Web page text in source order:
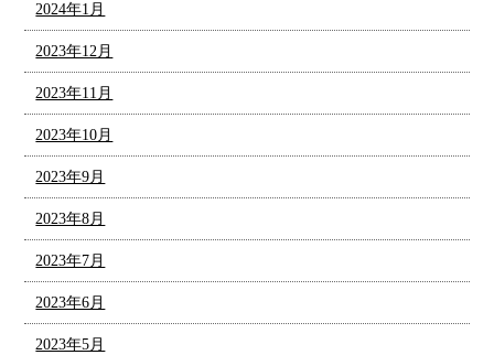
2024年1月
2023年12月
2023年11月
2023年10月
2023年9月
2023年8月
2023年7月
2023年6月
2023年5月